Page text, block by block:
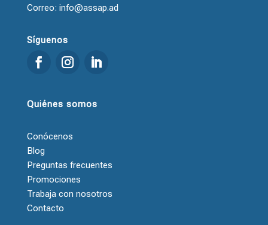
Correo: info@assap.ad
Síguenos
Quiénes somos
Conócenos
Blog
Preguntas frecuentes
Promociones
Trabaja con nosotros
Contacto